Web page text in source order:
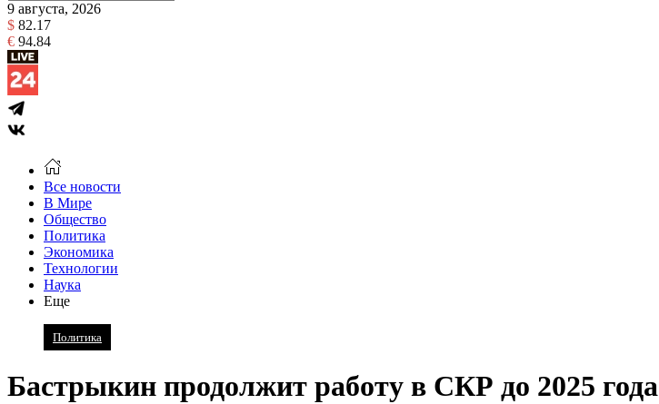
9 августа, 2026
$ 82.17
€ 94.84
Все новости
В Мире
Общество
Политика
Экономика
Технологии
Наука
Еще
Политика
Бастрыкин продолжит работу в СКР до 2025 года